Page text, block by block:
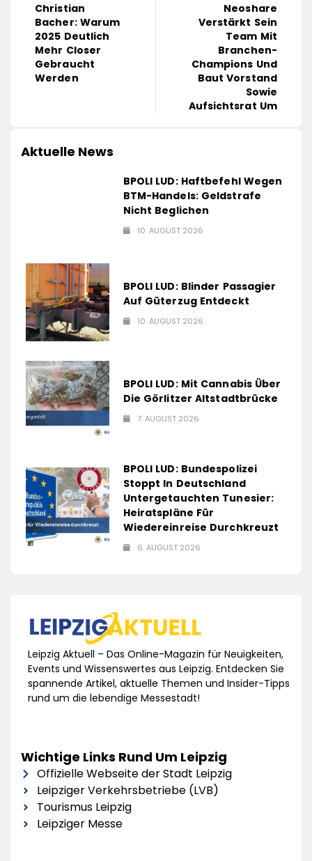
Christian
Bacher: Warum
2025 Deutlich
Mehr Closer
Gebraucht
Werden
Neoshare
Verstärkt Sein
Team Mit
Branchen-
Champions Und
Baut Vorstand
Sowie
Aufsichtsrat Um
Aktuelle News
BPOLI LUD: Haftbefehl Wegen
BTM-Handels: Geldstrafe
Nicht Beglichen
10. AUGUST 2026
BPOLI LUD: Blinder Passagier
Auf Güterzug Entdeckt
10. AUGUST 2026
BPOLI LUD: Mit Cannabis Über
Die Görlitzer Altstadtbrücke
7. AUGUST 2026
BPOLI LUD: Bundespolizei
Stoppt In Deutschland
Untergetauchten Tunesier:
Heiratspläne Für
Wiedereinreise Durchkreuzt
6. AUGUST 2026
Leipzig Aktuell – Das Online-Magazin für Neuigkeiten,
Events und Wissenswertes aus Leipzig. Entdecken Sie
spannende Artikel, aktuelle Themen und Insider-Tipps
rund um die lebendige Messestadt!
Wichtige Links Rund Um Leipzig
Offizielle Webseite der Stadt Leipzig
Leipziger Verkehrsbetriebe (LVB)
Tourismus Leipzig
Leipziger Messe